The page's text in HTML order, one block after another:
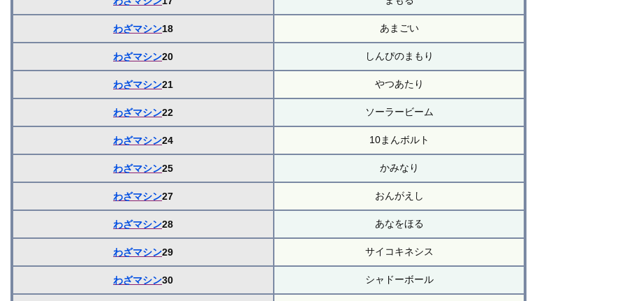
わざマシン18 あまごい
わざマシン20 しんぴのまもり
わざマシン21 やつあたり
わざマシン22 ソーラービーム
わざマシン24 10まんボルト
わざマシン25 かみなり
わざマシン27 おんがえし
わざマシン28 あなをほる
わざマシン29 サイコキネシス
わざマシン30 シャドーボール